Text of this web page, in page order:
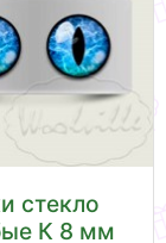
стекло
К 8 мм